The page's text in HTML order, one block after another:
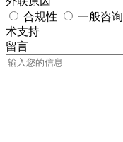
合规性
一般咨询
术支持
留言